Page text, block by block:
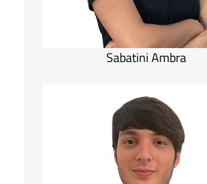
Sabatini Ambra